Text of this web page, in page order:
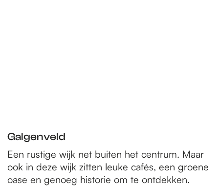
Galgenveld
Een rustige wijk net buiten het centrum. Maar
ook in deze wijk zitten leuke cafés, een groene
oase en genoeg historie om te ontdekken.